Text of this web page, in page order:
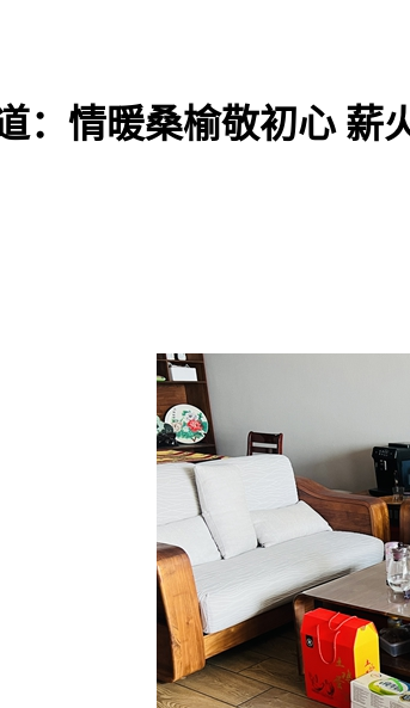
：情暖桑榆敬初心 薪